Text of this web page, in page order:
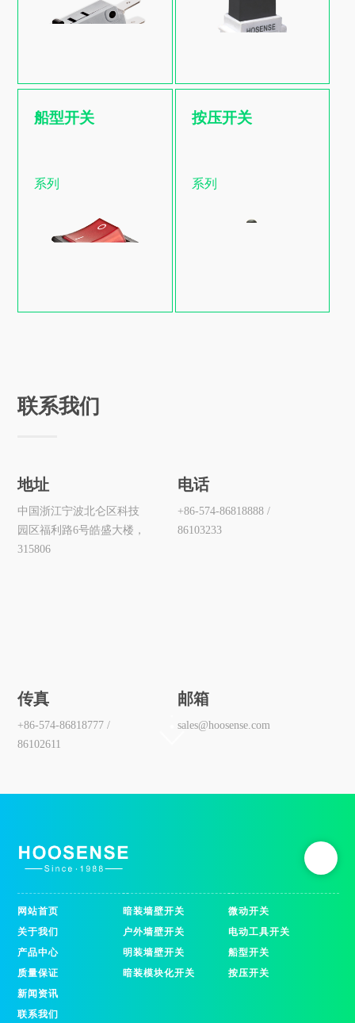
查看更多
船型开关
系列
按压开关
系列
联系我们
地址
中国浙江宁波北仑区科技
园区福利路6号皓盛大楼，
315806
电话
+86-574-86818888 /
86103233
传真
+86-574-86818777 /
86102611
邮箱
sales@hoosense.com
网站首页
关于我们
产品中心
质量保证
新闻资讯
联系我们
暗装墙壁开关
户外墙壁开关
明装墙壁开关
暗装模块化开关
微动开关
电动工具开关
船型开关
按压开关